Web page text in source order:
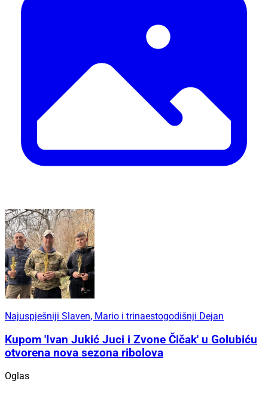
Najuspješniji Slaven, Mario i trinaestogodišnji Dejan
Kupom 'Ivan Jukić Juci i Zvone Čičak' u Golubiću
otvorena nova sezona ribolova
Oglas